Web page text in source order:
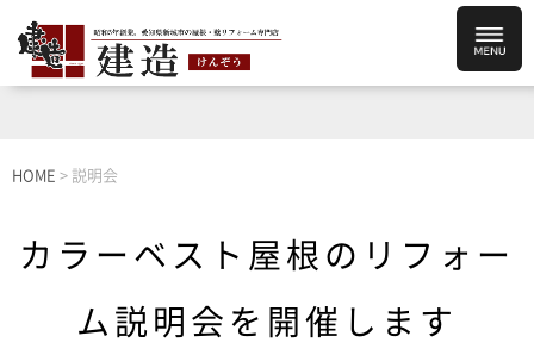
HOME > 説明会
カラーベスト屋根のリフォー
ム説明会を開催します